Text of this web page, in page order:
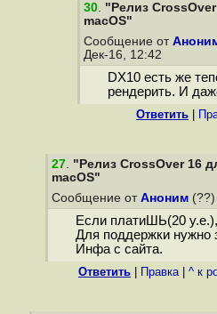
30. "Релиз
macOS"
Сообщение от
Дек-16, 12:42
DX10 есть же
рендерить. И
Ответить
27. "Релиз CrossOver 16
macOS"
Сообщение от Аноним
Если платиШЬ(20
Для поддержки нужно
Инфа с сайта.
Ответить Правка| ^ к